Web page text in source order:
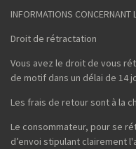
INFORMATIONS CONCERNANT
Droit de rétractation
Vous avez le droit de vous
de motif dans un délai de 14
Les frais de retour sont à la
Le consommateur, pour se
d’envoi stipulant clairement